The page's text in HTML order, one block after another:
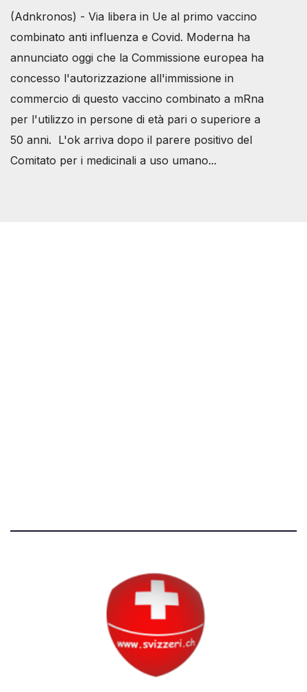
(Adnkronos) - Via libera in Ue al primo vaccino
combinato anti influenza e Covid. Moderna ha
annunciato oggi che la Commissione europea ha
concesso l'autorizzazione all'immissione in
commercio di questo vaccino combinato a mRna
per l'utilizzo in persone di età pari o superiore a
50 anni. L'ok arriva dopo il parere positivo del
Comitato per i medicinali a uso umano...